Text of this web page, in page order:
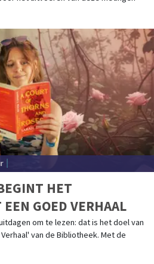
HET
GOED VERHAAL
om te lezen: dat is het doel van
van de Bibliotheek. Met de